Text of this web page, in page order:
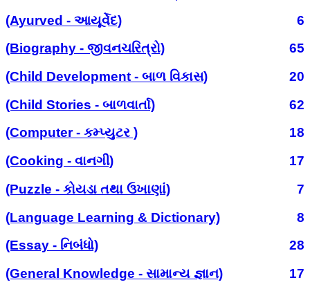
(Ayurved - આયૂર્વેદ)
6
(Biography - જીવનચરિત્રો)
65
(Child Development - બાળ વિકાસ)
20
(Child Stories - બાળવાર્તા)
62
(Computer - કમ્પ્યુટર )
18
(Cooking - વાનગી)
17
(Puzzle - કોયડા તથા ઉખાણાં)
7
(Language Learning & Dictionary)
8
(Essay - નિબંધો)
28
(General Knowledge - સામાન્ય જ્ઞાન)
17